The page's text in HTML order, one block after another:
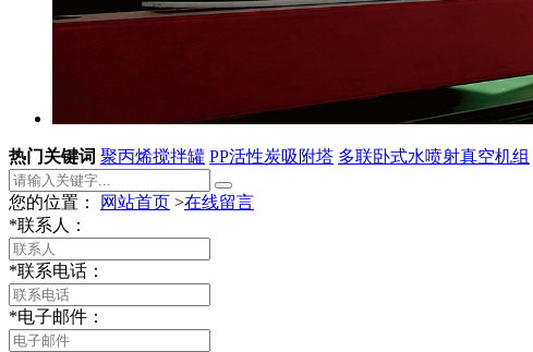
热门关键词 聚丙烯搅拌罐 PP活性炭吸附塔 多联卧式水喷射真空机组
您的位置： 网站首页 >在线留言
*联系人：
*联系电话：
*电子邮件：